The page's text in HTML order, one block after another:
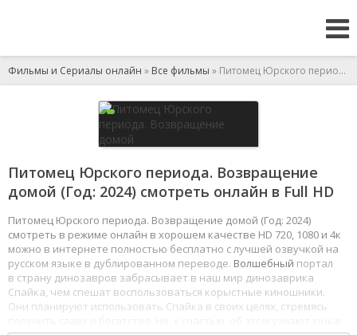
Фильмы и Сериалы онлайн » Все фильмы » Питомец Юрского периода. Возвращение домой
Питомец Юрского периода. Возвращение
домой (Год: 2024) смотреть онлайн в Full HD
Питомец Юрского периода. Возвращение домой (Год: 2024)
смотреть в режиме онлайн в хорошем качестве HD 720, 1080 и 4к
можно в интернете полностью бесплатно с лучшей озвучкой на
русском языке в дублированном переводе. Волшебный портал
в страну динозавров забрасывает в наш мир динозаврика
Спайка, чем спешат воспользоваться корыстные киношники.
Они планируют использовать Спайка в своих целях, стремясь